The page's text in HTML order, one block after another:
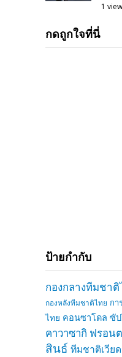
1 view
กดถูกใจที่นี่
ป้ายกำกับ
กองกลางทีมชาติ
กองหลังทีมชาติไทย กา
ไทย คอนซาโดล ซั
คาวาซากิ ฟรอน
สินธ์ ทีมชาติเวีย